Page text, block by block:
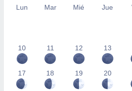
Lun Mar Mié Jue
10 11 12 13
17 18 19 20